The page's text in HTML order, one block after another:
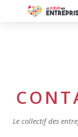
Le collectif des